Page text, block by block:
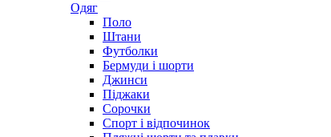
Одяг
Поло
Штани
Футболки
Бермуди і шорти
Джинси
Піджаки
Сорочки
Спорт і відпочинок